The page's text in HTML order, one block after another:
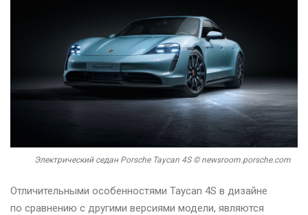
Электрический седан Porsche Taycan 4S © newsroom.porsche.com
Отличительными особенностями Taycan 4S в дизайне
по сравнению с другими версиями модели, являются